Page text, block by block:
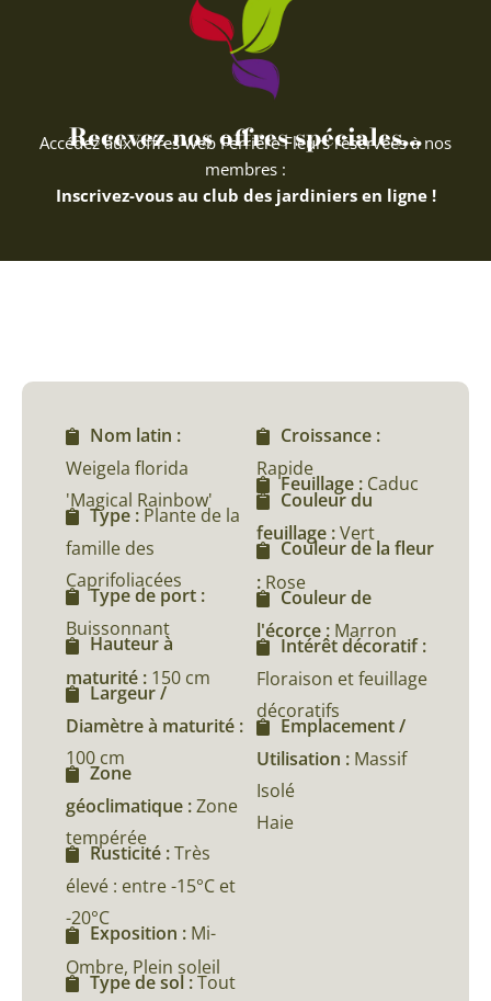
Recevez nos offres spéciales...
Accédez aux offres web Ferriere Fleurs réservées à nos
membres :
Inscrivez-vous au club des jardiniers en ligne !
Nom latin :
Weigela florida
'Magical Rainbow'
Type : Plante de la
famille des
Caprifoliacées
Type de port :
Buissonnant
Hauteur à
maturité : 150 cm
Largeur /
Diamètre à maturité :
100 cm
Zone
géoclimatique :Zone
tempérée
Rusticité :Très
élevé : entre -15°C et
-20°C
Exposition : Mi-
Ombre, Plein soleil
Type de sol :Tout
Croissance :
Rapide
Feuillage : Caduc
Couleur du
feuillage :Vert
Couleur de la fleur
: Rose
Couleur de
l'écorce : Marron
Intérêt décoratif :
Floraison et feuillage
décoratifs
Emplacement /
Utilisation : Massif
Isolé
Haie